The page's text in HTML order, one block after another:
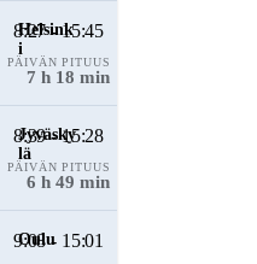
8:27 - 15:45
PÄIVÄN PITUUS
7 h 18 min
8:39 - 15:28
PÄIVÄN PITUUS
6 h 49 min
9:08 - 15:01